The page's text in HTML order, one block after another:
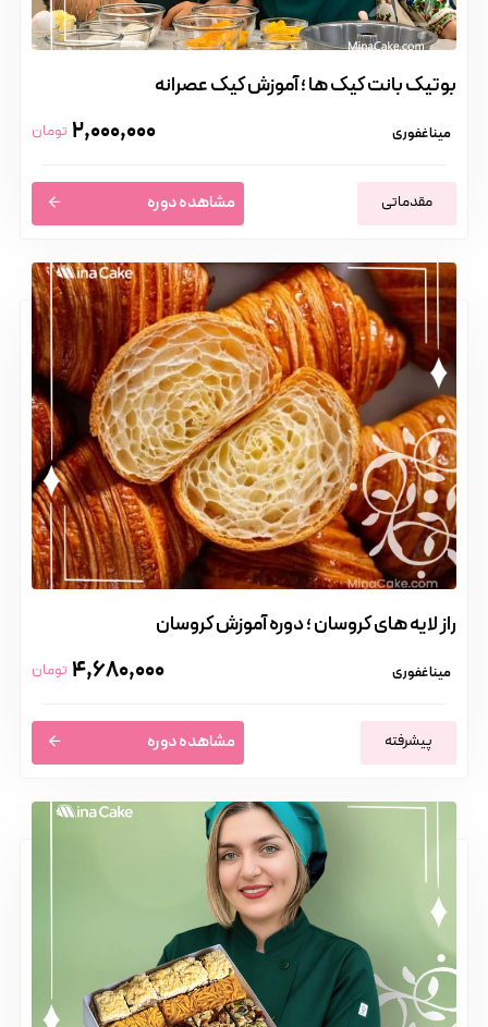
بوتیک بانت کیک ها ؛ آموزش کیک عصرانه
مینا غفوری 2,000,000 تومان
مقدماتی مشاهده دوره
راز لایه های کروسان ؛ دوره آموزش کروسان
مینا غفوری 4,680,000 تومان
پیشرفته مشاهده دوره